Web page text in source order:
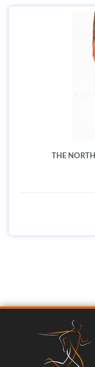
THE